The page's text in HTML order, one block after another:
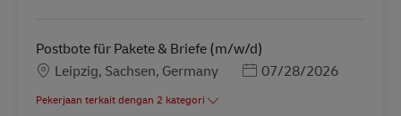
Postbote für Pakete & Briefe (m/w/d)
LokasiLeipzig, Sachsen, Germany Posted Date
07/28/2026
Pekerjaan terkait dengan 2 kategori